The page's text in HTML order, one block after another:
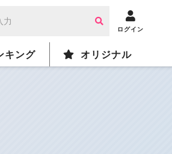
ログイン
キング オリジナル